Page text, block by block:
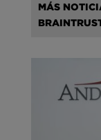
MÁS